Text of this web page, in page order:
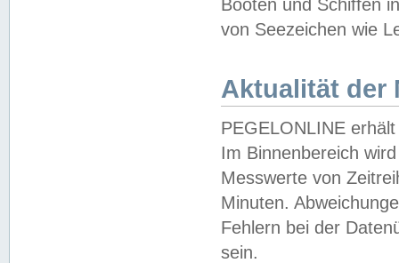
Booten und Schiffen
von Seezeichen wie
Aktualität der
PEGELONLINE
Im Binnenbereich
Messwerte von
Minuten.
Fehlern bei der
sein.